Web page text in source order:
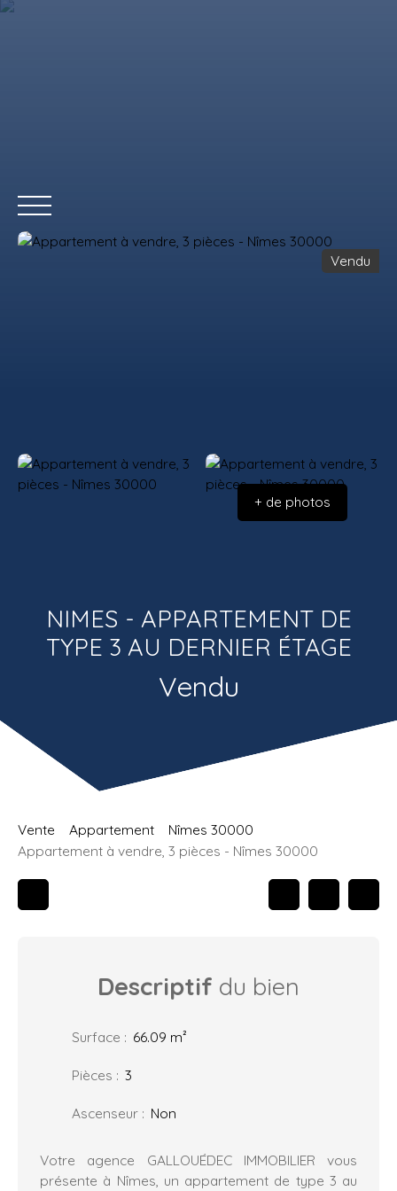
Vendu
+ de photos
NIMES - APPARTEMENT DE
TYPE 3 AU DERNIER ÉTAGE
Vendu
Vente Appartement
Nîmes 30000
Appartement à vendre, 3 pièces - Nîmes 30000
Descriptif du bien
Surface : 66.09 m²
Pièces : 3
Ascenseur : Non
Votre agence GALLOUÉDEC IMMOBILIER vous
présente à Nîmes, un appartement de type 3 au